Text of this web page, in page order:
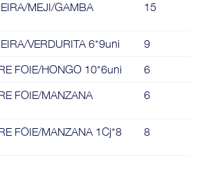
MEJI/GAMBA
15
VERDURITA 6*9uni 9
FOIE/HONGO 10*6uni 6
FOIE/MANZANA
6
FOIE/MANZANA 1Cj*8
8